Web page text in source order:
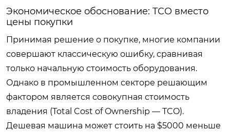
Экономическое обоснование: TCO вместо
цены покупки
Принимая решение о покупке, многие компании
совершают классическую ошибку, сравнивая
только начальную стоимость оборудования.
Однако в промышленном секторе решающим
фактором является совокупная стоимость
владения (Total Cost of Ownership — TCO).
Дешевая машина может стоить на $5000 меньше